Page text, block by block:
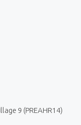
9 (PREAHR14)